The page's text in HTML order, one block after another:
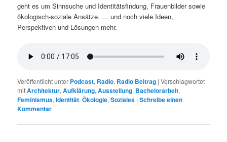
geht es um Sinnsuche und Identitätsfindung, Frauenbilder sowie
ökologisch-soziale Ansätze. … und noch viele Ideen,
Perspektiven und Lösungen mehr.
Veröffentlicht unter Podcast, Radio, Radio Beitrag |Verschlagwortet
mitArchitektur,Aufklärung,Ausstellung, Bachelorarbeit,
Feminismus,Identität,Ökologie,Soziales |Schreibe einen
Kommentar